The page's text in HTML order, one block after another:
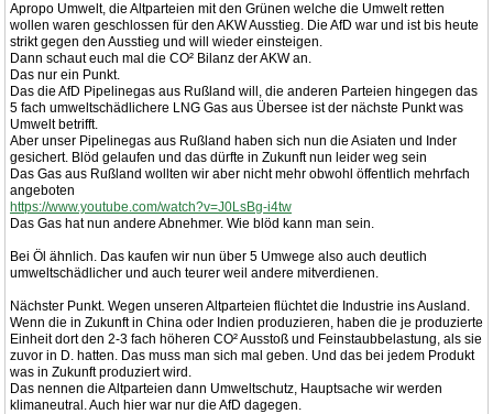
Apropo Umwelt, die Altparteien mit den Grünen welche die Umwelt retten
wollen waren geschlossen für den AKW Ausstieg. Die AfD war und ist bis heute
strikt gegen den Ausstieg und will wieder einsteigen.
Dann schaut euch mal die CO² Bilanz der AKW an.
Das nur ein Punkt.
Das die AfD Pipelinegas aus Rußland will, die anderen Parteien hingegen das
5 fach umweltschädlichere LNG Gas aus Übersee ist der nächste Punkt was
Umwelt betrifft.
Aber unser Pipelinegas aus Rußland haben sich nun die Asiaten und Inder
gesichert. Blöd gelaufen und das dürfte in Zukunft nun leider weg sein
Das Gas aus Rußland wollten wir aber nicht mehr obwohl öffentlich mehrfach
angeboten
https://www.youtube.com/watch?v=J0LsBg-i4tw
Das Gas hat nun andere Abnehmer. Wie blöd kann man sein.
Bei Öl ähnlich. Das kaufen wir nun über 5 Umwege also auch deutlich
umweltschädlicher und auch teurer weil andere mitverdienen.
Nächster Punkt. Wegen unseren Altparteien flüchtet die Industrie ins Ausland.
Wenn die in Zukunft in China oder Indien produzieren, haben die je produzierte
Einheit dort den 2-3 fach höheren CO² Ausstoß und Feinstaubbelastung, als sie
zuvor in D. hatten. Das muss man sich mal geben. Und das bei jedem Produkt
was in Zukunft produziert wird.
Das nennen die Altparteien dann Umweltschutz, Hauptsache wir werden
klimaneutral. Auch hier war nur die AfD dagegen.